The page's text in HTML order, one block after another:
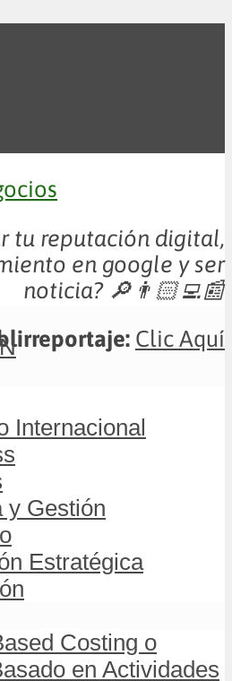
tu reputación digital,
en google y ser
noticia? 🔎👨🏻‍💻📰
Clic Aquí
Internacional
y Gestión
Estratégica
Costing o
en Actividades